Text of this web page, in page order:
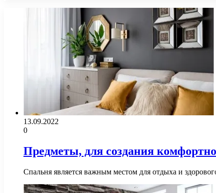
13.09.2022
0
Предметы, для создания
Спальня является важным местом для отдыха и